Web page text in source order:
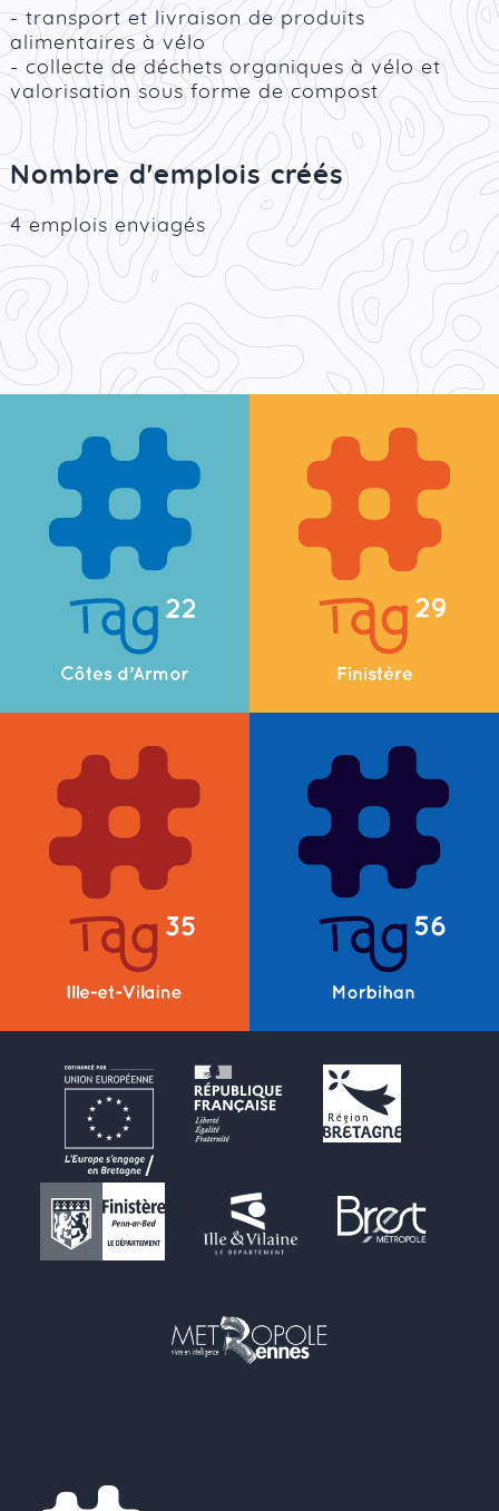
- transport et livraison de produits
alimentaires à vélo
- collecte de déchets organiques à vélo et
valorisation sous forme de compost
Nombre d'emplois créés
4 emplois enviagés